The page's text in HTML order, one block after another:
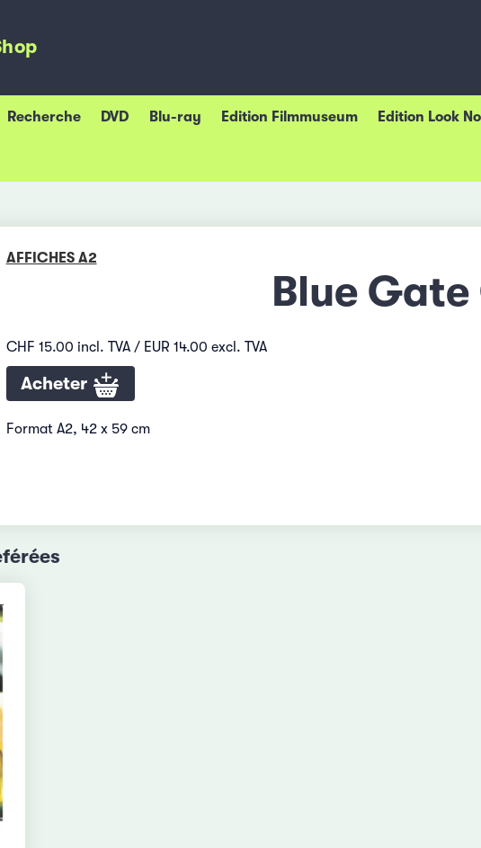
Recherche DVD Blu-ray Edition Filmmuseum Edition Look
AFFICHES A2
Blue
CHF 15.00 incl. TVA / EUR 14.00 excl. TVA
Acheter
Format A2, 42 x 59 cm